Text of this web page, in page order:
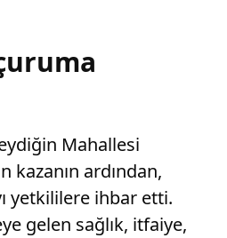
Mahallesi
kazanın ardından,
yetkililere ihbar etti.
gelen sağlık, itfaiye,